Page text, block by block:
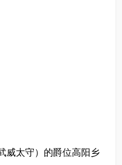
威太守）的爵位高阳乡